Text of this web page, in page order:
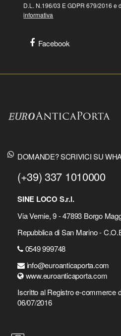
D.L. N.196/03 E GDPR 679/2016 e
informativa
Facebook
DOMANDE? SCRIVICI SU
(+39) 337 1010000
SINE LOCO S.r.l.
Via Vernie, 9 - 47893 Borgo
Repubblica di San Marino -
0549 999748
info@euroanticaporta.com
www.euroanticaporta.com
Iscritto al Registro e-commerce
06/07/2016